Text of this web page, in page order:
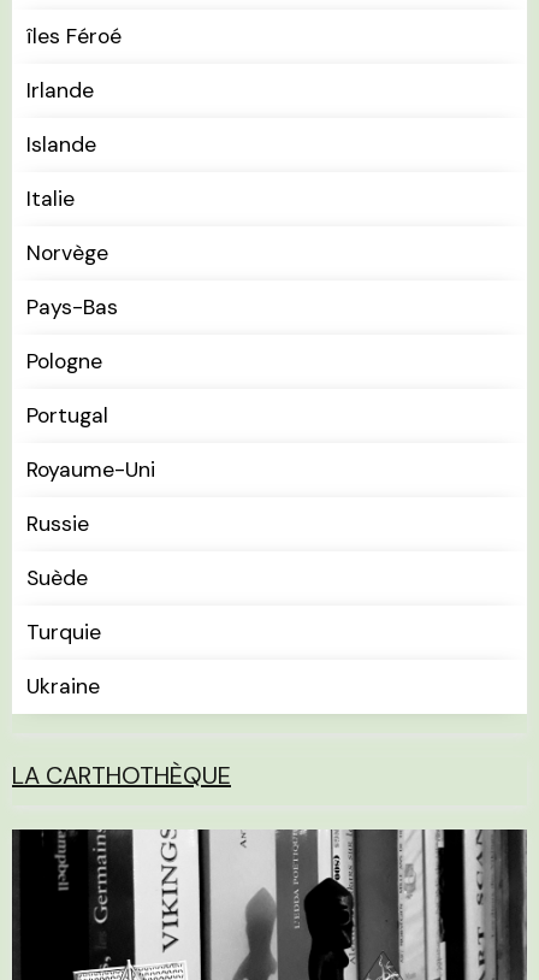
îles Féroé
Irlande
Islande
Italie
Norvège
Pays-Bas
Pologne
Portugal
Royaume-Uni
Russie
Suède
Turquie
Ukraine
LA CARTHOTHÈQUE